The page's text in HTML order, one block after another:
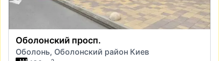
Оболонский просп.
Оболонь, Оболонский район Киев